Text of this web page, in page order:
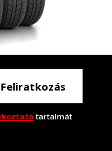
Feliratkozás
tartalmát